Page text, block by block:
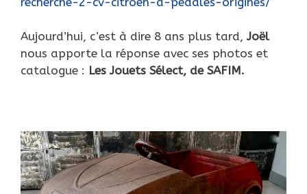
Aujourd’hui, c’est à dire 8 ans plus tard,Joël
nous apporte la réponse avec ses photos et
catalogue : Les Jouets Sélect, de SAFIM.